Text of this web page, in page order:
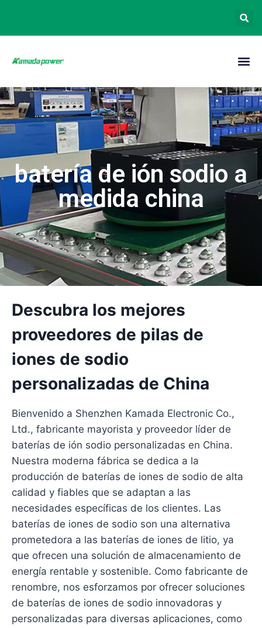
batería de ión sodio a
medida china
Descubra los mejores
proveedores de pilas de
iones de sodio
personalizadas de China
Bienvenido a Shenzhen Kamada Electronic Co.,
Ltd., fabricante mayorista y proveedor líder de
baterías de ión sodio personalizadas en China.
Nuestra moderna fábrica se dedica a la
producción de baterías de iones de sodio de alta
calidad y fiables que se adaptan a las
necesidades específicas de los clientes. Las
baterías de iones de sodio son una alternativa
prometedora a las baterías de iones de litio, ya
que ofrecen una solución de almacenamiento de
energía rentable y sostenible. Como fabricante de
renombre, nos esforzamos por ofrecer soluciones
de baterías de iones de sodio innovadoras y
personalizadas para diversas aplicaciones, como